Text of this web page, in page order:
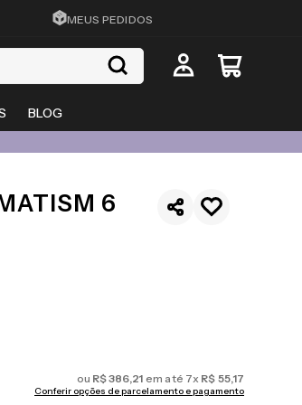
FRETE GRÁTIS EM TODO O SITE
MEUS PEDIDOS
BLOG
GRAU, SOL E LENTES COM ATÉ 50% OFF + 20% EXTRA
6
ou R$386,21 em até 7x R$ 55,17
Conferir opções de parcelamento e pagamento